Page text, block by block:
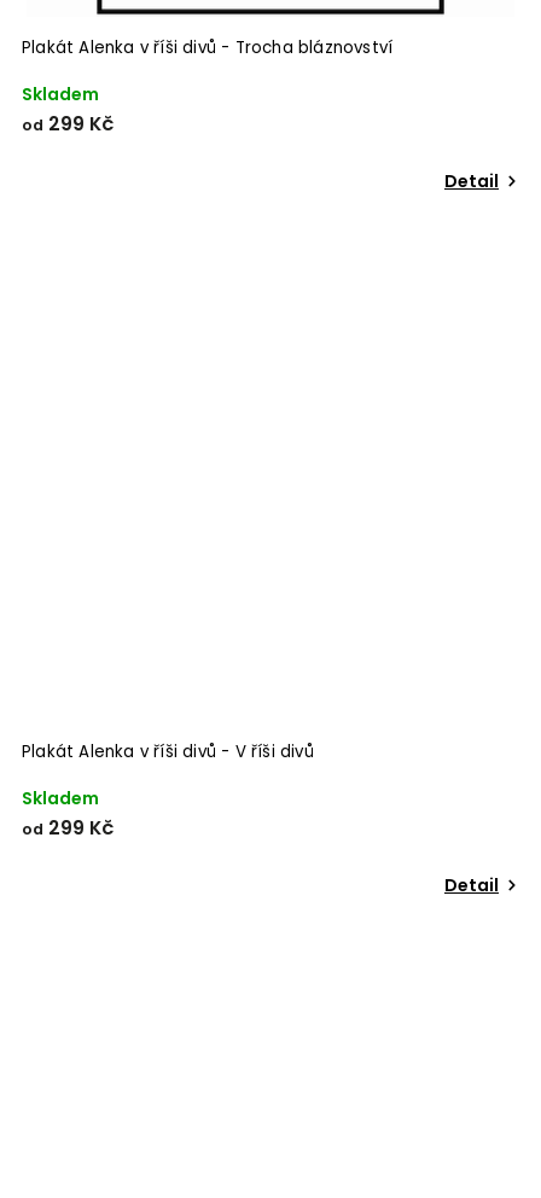
Plakát Alenka v říši divů - Trocha bláznovství
Skladem
od 299 Kč
Detail
Plakát Alenka v říši divů - V říši divů
Skladem
od 299 Kč
Detail